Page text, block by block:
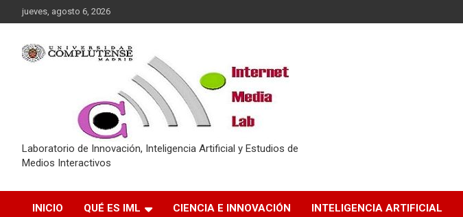
Saltar
al
jueves, agosto 6, 2026
Laboratorio de Innovación, Inteligencia Artificial y Estudios de
Medios Interactivos
INICIO QUÉ ES IML CIENCIA E INNOVACIÓN INTELIGENCIA ARTIFICIAL